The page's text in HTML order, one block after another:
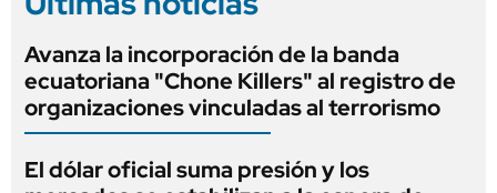
Avanza la incorporación de la banda
ecuatoriana "Chone Killers" al registro de
organizaciones vinculadas al terrorismo
El dólar oficial suma presión y los